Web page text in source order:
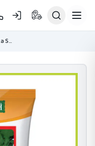
Stem Amaranth Cross Data - Data Shak Seed - ক্রস ডাটা বীজ